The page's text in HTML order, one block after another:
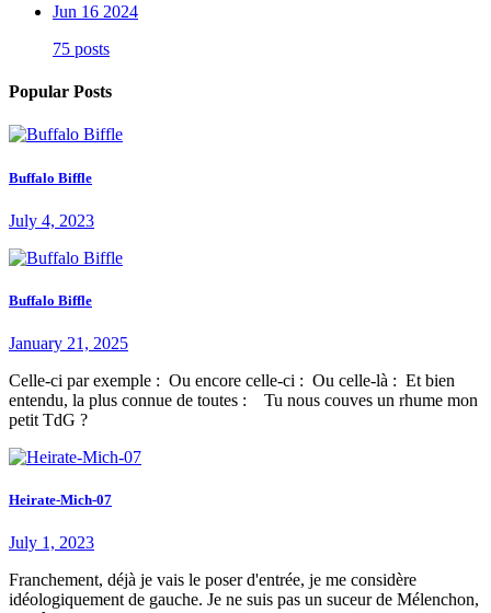
Jun 16 2024
75 posts
Popular Posts
Buffalo Biffle
July 4, 2023
Buffalo Biffle
January 21, 2025
Celle-ci par exemple : Ou encore celle-ci : Ou celle-là : Et bien
entendu, la plus connue de toutes : Tu nous couves un rhume mon
petit TdG ?
Heirate-Mich-07
July 1, 2023
Franchement, déjà je vais le poser d'entrée, je me considère
idéologiquement de gauche. Je ne suis pas un suceur de Mélenchon,